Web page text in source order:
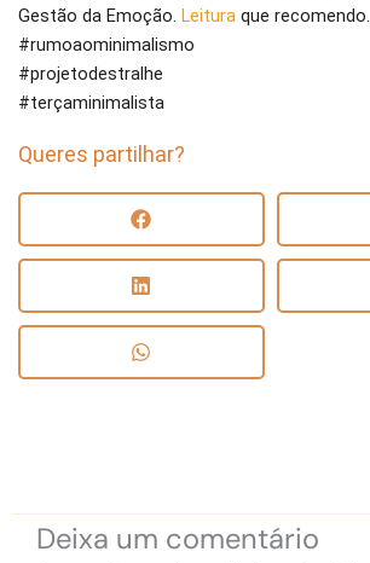
Gestão da Emoção. Leitura que recomendo.
#rumoaominimalismo
#projetodestralhe
#terçaminimalista
Queres partilhar?
Deixa um comentário